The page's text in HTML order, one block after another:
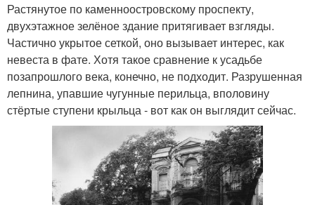
Растянутое по каменноостровскому проспекту,
двухэтажное зелёное здание притягивает взгляды.
Частично укрытое сеткой, оно вызывает интерес, как
невеста в фате. Хотя такое сравнение к усадьбе
позапрошлого века, конечно, не подходит. Разрушенная
лепнина, упавшие чугунные перильца, вполовину
стёртые ступени крыльца - вот как он выглядит сейчас.